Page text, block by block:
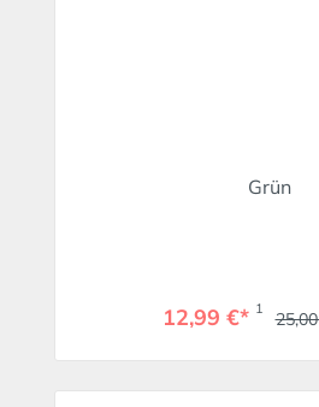
Grün
12,99 €* 1